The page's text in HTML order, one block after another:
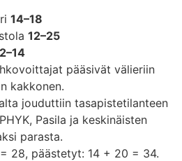
14–18
12–25
pääsivät välieriin
kakkonen.
jouduttiin tasapistetilanteen
Pasila ja keskinäisten
parasta.
28, päästetyt: 14 + 20 = 34.